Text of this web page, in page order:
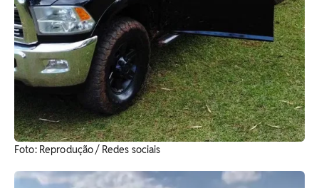
​Foto: Reprodução / Redes sociais